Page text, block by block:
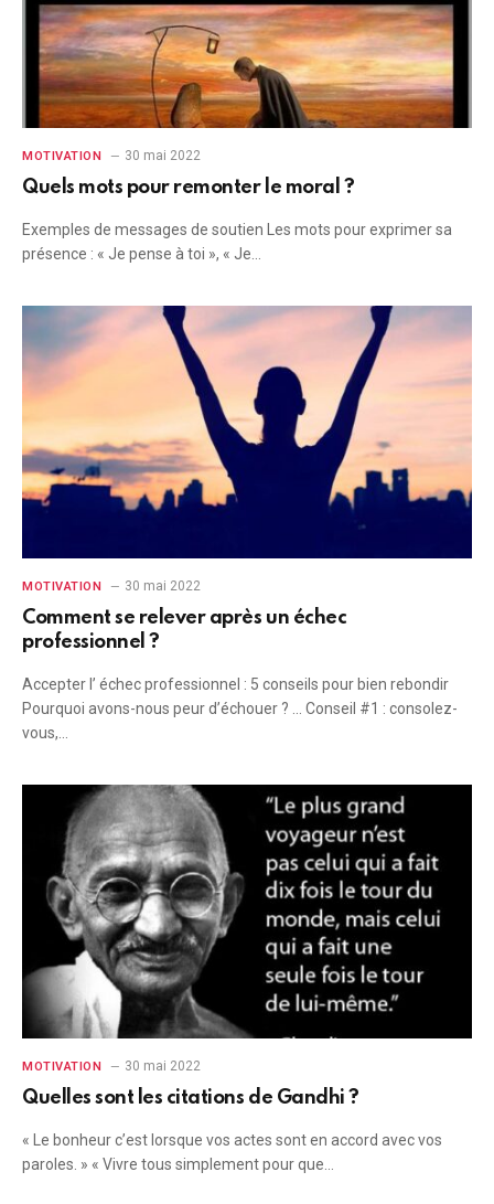
MOTIVATION 30 mai 2022
Quels mots pour remonter le moral ?
Exemples de messages de soutien Les mots pour exprimer sa
présence : « Je pense à toi », « Je…
MOTIVATION 30 mai 2022
Comment se relever après un échec
professionnel ?
Accepter l’ échec professionnel : 5 conseils pour bien rebondir
Pourquoi avons-nous peur d’échouer ? … Conseil #1 : consolez-
vous,…
MOTIVATION 30 mai 2022
Quelles sont les citations de Gandhi ?
« Le bonheur c’est lorsque vos actes sont en accord avec vos
paroles. » « Vivre tous simplement pour que…